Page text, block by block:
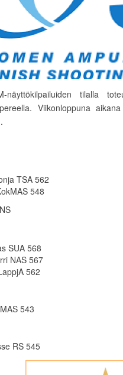
näyttökilpailuiden tilalla
Viikonloppuna
TSA 562
548
SUA 568
NAS 567
562
543
RS 545